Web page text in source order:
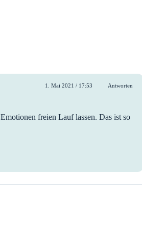
1. Mai 2021 / 17:53 Antworten
freien Lauf lassen. Das ist so